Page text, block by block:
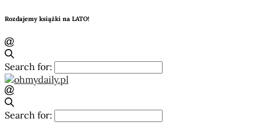
Rozdajemy książki na LATO!
Search for:
Search for: